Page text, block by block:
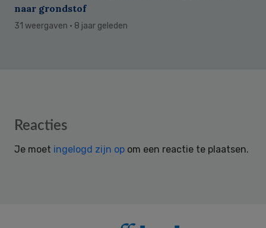
naar grondstof
31 weergaven · 8 jaar geleden
Reader
Reacties
Je moet ingelogd zijn op om een reactie te plaatsen.